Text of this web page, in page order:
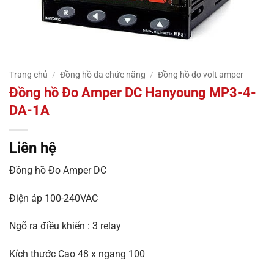
Trang chủ / Đồng hồ đa chức năng / Đồng hồ đo volt amper
Đồng hồ Đo Amper DC Hanyoung MP3-4-
DA-1A
Liên hệ
Đồng hồ Đo Amper DC
Điện áp 100-240VAC
Ngõ ra điều khiển : 3 relay
Kích thước Cao 48 x ngang 100